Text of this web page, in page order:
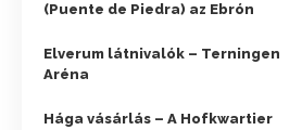
(Puente de Piedra) az Ebrón
Elverum látnivalók – Terningen
Aréna
Hága vásárlás – A Hofkwartier